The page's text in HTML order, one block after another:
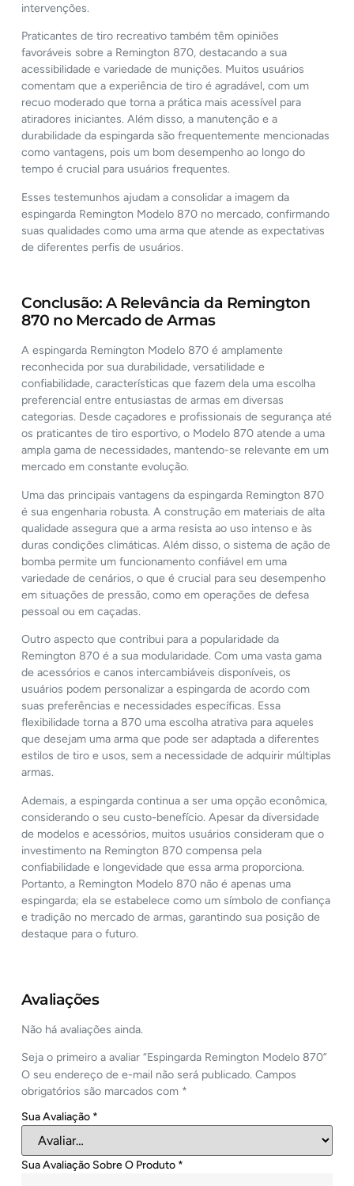
intervenções.
Praticantes de tiro recreativo também têm opiniões
favoráveis sobre a Remington 870, destacando a sua
acessibilidade e variedade de munições. Muitos usuários
comentam que a experiência de tiro é agradável, com um
recuo moderado que torna a prática mais acessível para
atiradores iniciantes. Além disso, a manutenção e a
durabilidade da espingarda são frequentemente mencionadas
como vantagens, pois um bom desempenho ao longo do
tempo é crucial para usuários frequentes.
Esses testemunhos ajudam a consolidar a imagem da
espingarda Remington Modelo 870 no mercado, confirmando
suas qualidades como uma arma que atende as expectativas
de diferentes perfis de usuários.
Conclusão: A Relevância da Remington
870 no Mercado de Armas
A espingarda Remington Modelo 870 é amplamente
reconhecida por sua durabilidade, versatilidade e
confiabilidade, características que fazem dela uma escolha
preferencial entre entusiastas de armas em diversas
categorias. Desde caçadores e profissionais de segurança até
os praticantes de tiro esportivo, o Modelo 870 atende a uma
ampla gama de necessidades, mantendo-se relevante em um
mercado em constante evolução.
Uma das principais vantagens da espingarda Remington 870
é sua engenharia robusta. A construção em materiais de alta
qualidade assegura que a arma resista ao uso intenso e às
duras condições climáticas. Além disso, o sistema de ação de
bomba permite um funcionamento confiável em uma
variedade de cenários, o que é crucial para seu desempenho
em situações de pressão, como em operações de defesa
pessoal ou em caçadas.
Outro aspecto que contribui para a popularidade da
Remington 870 é a sua modularidade. Com uma vasta gama
de acessórios e canos intercambiáveis disponíveis, os
usuários podem personalizar a espingarda de acordo com
suas preferências e necessidades específicas. Essa
flexibilidade torna a 870 uma escolha atrativa para aqueles
que desejam uma arma que pode ser adaptada a diferentes
estilos de tiro e usos, sem a necessidade de adquirir múltiplas
armas.
Ademais, a espingarda continua a ser uma opção econômica,
considerando o seu custo-benefício. Apesar da diversidade
de modelos e acessórios, muitos usuários consideram que o
investimento na Remington 870 compensa pela
confiabilidade e longevidade que essa arma proporciona.
Portanto, a Remington Modelo 870 não é apenas uma
espingarda; ela se estabelece como um símbolo de confiança
e tradição no mercado de armas, garantindo sua posição de
destaque para o futuro.
Avaliações
Não há avaliações ainda.
Seja o primeiro a avaliar “Espingarda Remington Modelo 870”
O seu endereço de e-mail não será publicado. Campos
obrigatórios são marcados com *
Sua Avaliação *
Sua Avaliação Sobre O Produto *